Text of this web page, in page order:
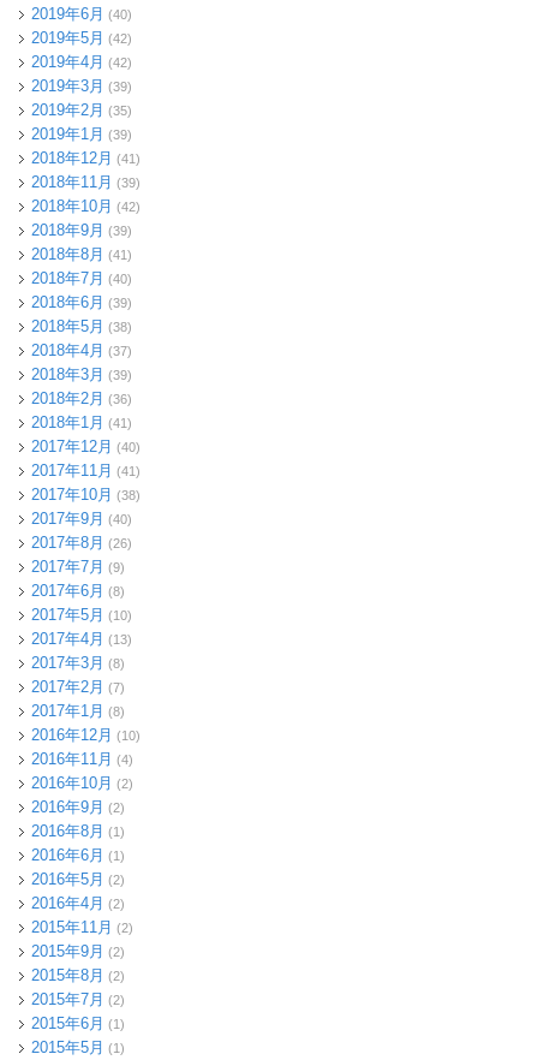
2019年6月 (40)
2019年5月 (42)
2019年4月 (42)
2019年3月 (39)
2019年2月 (35)
2019年1月 (39)
2018年12月 (41)
2018年11月 (39)
2018年10月 (42)
2018年9月 (39)
2018年8月 (41)
2018年7月 (40)
2018年6月 (39)
2018年5月 (38)
2018年4月 (37)
2018年3月 (39)
2018年2月 (36)
2018年1月 (41)
2017年12月 (40)
2017年11月 (41)
2017年10月 (38)
2017年9月 (40)
2017年8月 (26)
2017年7月 (9)
2017年6月 (8)
2017年5月 (10)
2017年4月 (13)
2017年3月 (8)
2017年2月 (7)
2017年1月 (8)
2016年12月 (10)
2016年11月 (4)
2016年10月 (2)
2016年9月 (2)
2016年8月 (1)
2016年6月 (1)
2016年5月 (2)
2016年4月 (2)
2015年11月 (2)
2015年9月 (2)
2015年8月 (2)
2015年7月 (2)
2015年6月 (1)
2015年5月 (1)